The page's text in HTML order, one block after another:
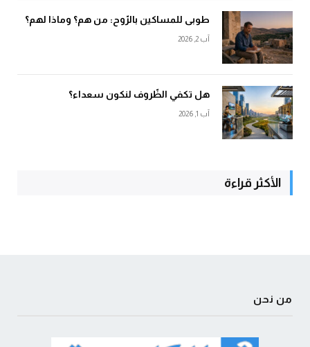
طوبى للمساكين بالرّوح: من هم؟ وماذا لهم؟
آب 2, 2026
هل تكفي الظّروف لنكون سعداء؟
آب 1, 2026
الأكثر قراءة
من نحن